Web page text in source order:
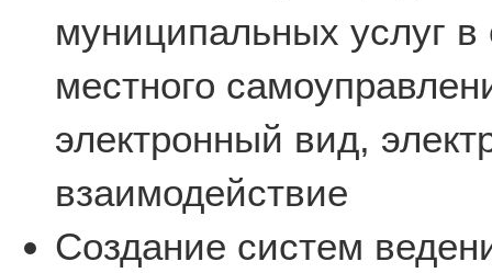
муниципальных услуг в
местного
электронный вид,
взаимодействие
Создание систем